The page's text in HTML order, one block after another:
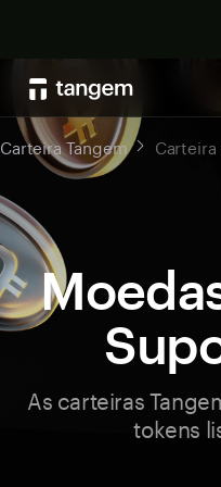
Carteira Tangem Carteira
As carteiras
tokens